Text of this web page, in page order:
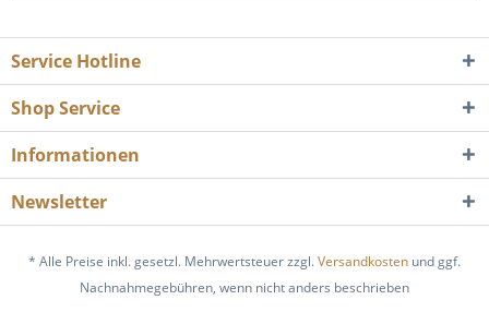
Service Hotline
Shop Service
Informationen
Newsletter
* Alle Preise inkl. gesetzl. Mehrwertsteuer zzgl.Versandkosten und ggf.
Nachnahmegebühren, wenn nicht anders beschrieben